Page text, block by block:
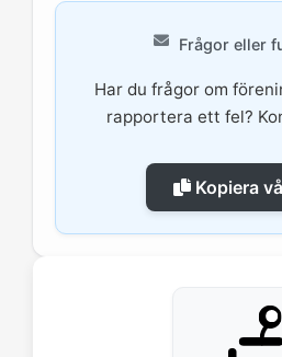
Frågor eller
Har du frågor om
rapportera ett fel?
Kopiera